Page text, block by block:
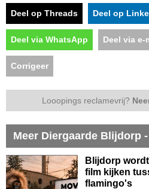
Deel op Threads Deel op
Deel via WhatsApp Deel via e-
Corrigeer
Looopings reclamevrij?
Meer Diergaarde Blijdorp
Blijdorp
film kijken
flamingo's